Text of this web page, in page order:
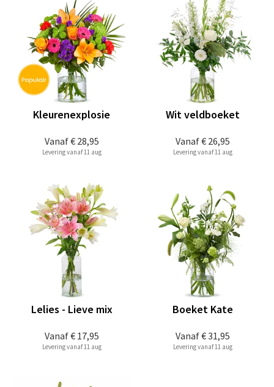
Vanaf€ 28,95
Kleurenexplosie
Levering vanaf 11 aug
Vanaf€ 26,95
Wit veldboeket
Levering vanaf 11 aug
Vanaf€ 17,95
Lelies - Lieve mix
Levering vanaf 11 aug
Vanaf€ 31,95
Boeket Kate
Levering vanaf 11 aug